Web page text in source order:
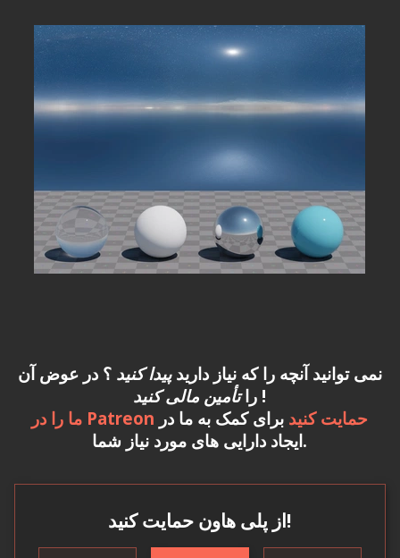
نمی توانید آنچه را که نیاز داریدپیدا کنید ؟ در عوض آن
راتأمین مالی کنید
!
ما را در Patreon حمایت کنید برای کمک به ما در
ایجاد دارایی های مورد نیاز شما.
از پلی هاون حمایت کنید!